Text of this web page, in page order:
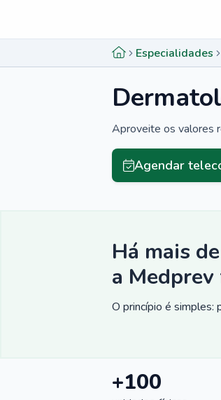
Especialidades
Aproveite os valores
Agendar
Há mais
a
O princípio é simples:
+100